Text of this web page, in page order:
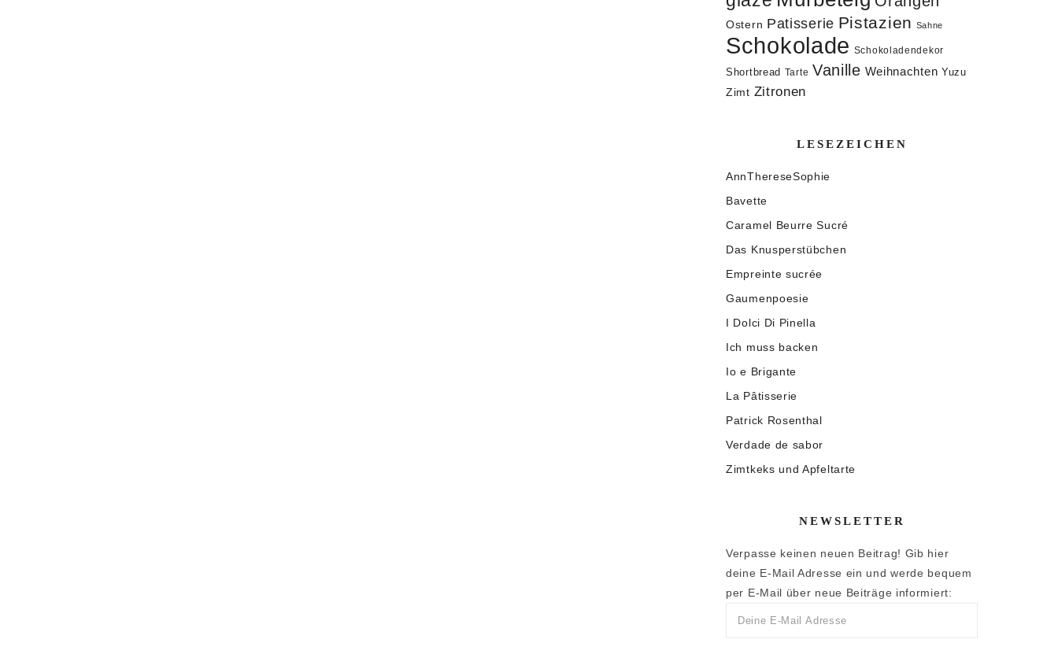
Ostern Patisserie Pistazien Sahne
Schokolade Schokoladendekor
Shortbread Tarte Vanille Weihnachten Yuzu
Zimt Zitronen
LESEZEICHEN
AnnThereseSophie
Bavette
Caramel Beurre Sucré
Das Knusperstübchen
Empreinte sucrée
Gaumenpoesie
I Dolci Di Pinella
Ich muss backen
Io e Brigante
La Pâtisserie
Patrick Rosenthal
Verdade de sabor
Zimtkeks und Apfeltarte
NEWSLETTER
Verpasse keinen neuen Beitrag! Gib hier
deine E-Mail Adresse ein und werde bequem
per E-Mail über neue Beiträge informiert: